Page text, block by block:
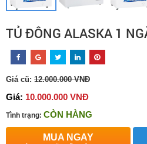
TỦ ĐÔNG ALASKA 1
Giá cũ: 12.000.000 VNĐ
Giá: 10.000.000 VNĐ
Tình trạng: CÒN HÀNG
MUA NGAY